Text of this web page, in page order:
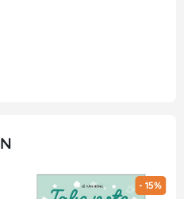
luôn sẵn sàng trước mọi
- 15%